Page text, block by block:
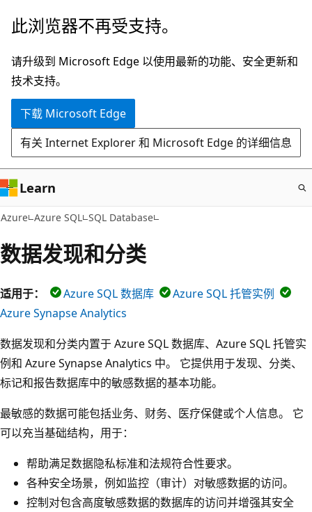
跳
主
要
内
此浏览器不再受支持。
请升级到 Microsoft Edge 以使用最新的功能、安全更新和
技术支持。
下载 Microsoft Edge
有关 Internet Explorer 和 Microsoft Edge 的详细信息
Learn
Azure Azure SQL SQL Database
数据发现和分类
适用于： Azure SQL 数据库
Azure SQL 托管实例
Azure Synapse Analytics
数据发现和分类内置于 Azure SQL 数据库、Azure SQL 托管实
例和 Azure Synapse Analytics 中。 它提供用于发现、分类、
标记和报告数据库中的敏感数据的基本功能。
最敏感的数据可能包括业务、财务、医疗保健或个人信息。 它
可以充当基础结构，用于：
帮助满足数据隐私标准和法规符合性要求。
各种安全场景，例如监控（审计）对敏感数据的访问。
控制对包含高度敏感数据的数据库的访问并增强其安全